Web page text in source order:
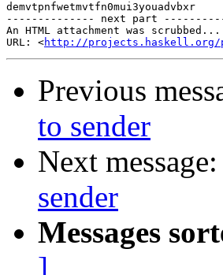
demvtpnfwetmvtfn0mui3youadvbxr
-------------- next part
An HTML attachment was scrubbed...
URL: <http://projects.haskell.org/
Previous
to sender
Next message:
sender
Messages
]